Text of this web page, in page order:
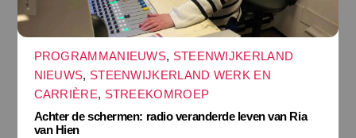
PROGRAMMANIEUWS, STEENWIJKERLAND
NIEUWS, STEENWIJKERLAND WERK EN
CARRIÈRE, STREEKOMROEP
Achter de schermen: radio veranderde leven van Ria
van Hien